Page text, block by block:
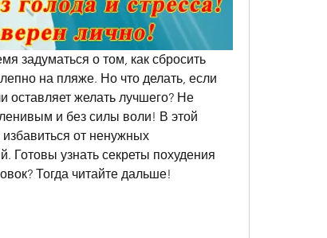
задуматься о том, как сбросить
на пляже. Но что делать, если
оставляет желать лучшего? Не
ленивым и без силы воли! В этой
от ненужных
Готовы узнать секреты похудения
Тогда читайте дальше!